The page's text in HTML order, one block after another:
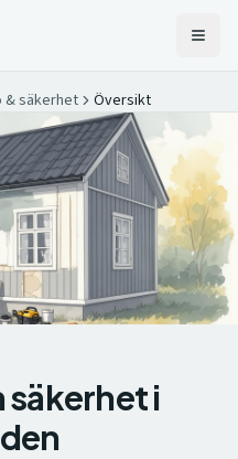
& säkerhet Översikt
i